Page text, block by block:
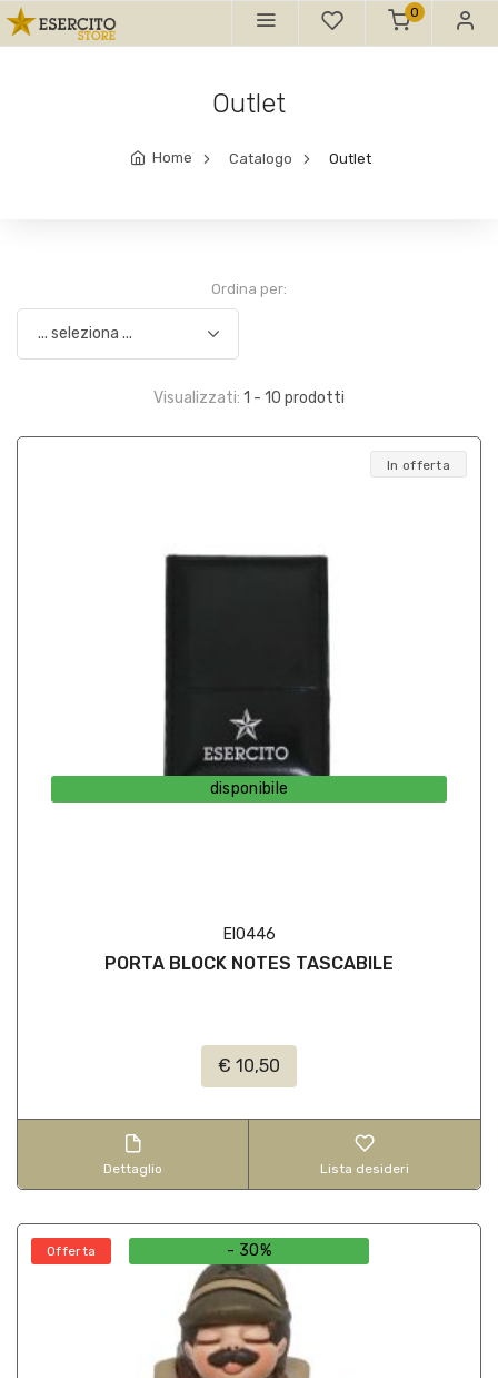
0
Outlet
Home Catalogo Outlet
Ordina per:
Visualizzati: 1 - 10 prodotti
In offerta
disponibile
EI0446
PORTA BLOCK NOTES TASCABILE
€ 10,50
Dettaglio Lista desideri
Offerta - 30%